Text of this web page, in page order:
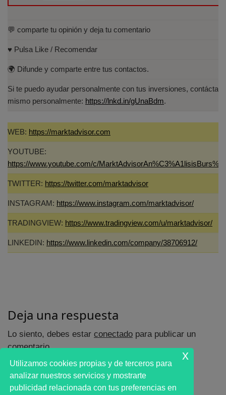
Politécnica de Madrid(UPM)
💬 comparte tu opinión y deja tu comentario
♥️ Pulsa Like / Recomendar
🌍 Difunde y comparte entre tus contactos.
Si te puedo ayudar personalmente con tus inversiones,
mismo personalmente: https://lnkd.in/gUnaBdm.
WEB: https://marktadvisor.com
YOUTUBE:
https://www.youtube.com/c/
TWITTER: https://twitter.com/marktadvisor
INSTAGRAM: https://www.instagram.com/marktadvisor/
TRADINGVIEW: https://www.tradingview.com/u/marktadvisor/
LINKEDIN: https://www.linkedin.com/company/38706912/
Deja una respuesta
Lo siento, debes estar conectado para publicar un
comentario.
Utilizamos cookies propias y de terceros para
analizar nuestros servicios y mostrarte
publicidad relacionada con tus preferencias en
x